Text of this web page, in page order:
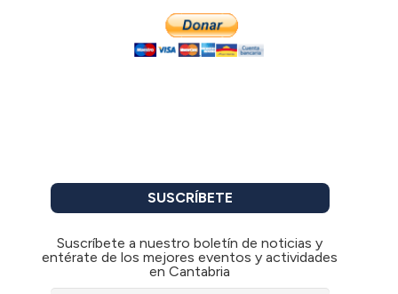
SUSCRÍBETE
Suscríbete a nuestro boletín de noticias y
entérate de los mejores eventos y actividades
en Cantabria